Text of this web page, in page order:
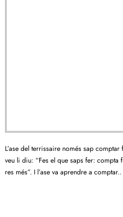
L’ase del terrissaire només sap
veu li diu: “Fes el que saps fer:
res més”. I l’ase va aprendre a